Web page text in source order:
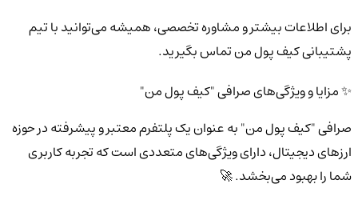
برای اطلاعات بیشتر و مشاوره تخصصی، همیشه می‌توانید با تیم
پشتیبانی کیف پول من تماس بگیرید.
✨ مزایا و ویژگی‌های صرافی "کیف پول من"
صرافی "کیف پول من" به عنوان یک پلتفرم معتبر و پیشرفته در حوزه
ارزهای دیجیتال، دارای ویژگی‌های متعددی است که تجربه کاربری
شما را بهبود می‌بخشد. 🚀